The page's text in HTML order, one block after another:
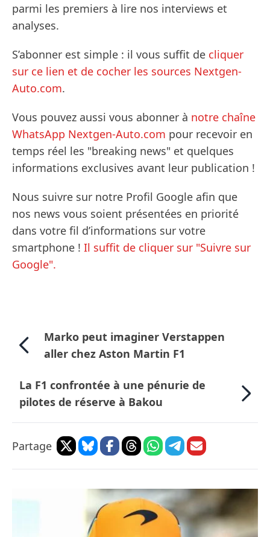
parmi les premiers à lire nos interviews et
analyses.
S’abonner est simple : il vous suffit de cliquer
sur ce lien et de cocher les sources Nextgen-
Auto.com.
Vous pouvez aussi vous abonner à notre chaîne
WhatsApp Nextgen-Auto.com pour recevoir en
temps réel les "breaking news" et quelques
informations exclusives avant leur publication !
Nous suivre sur notre Profil Google afin que
nos news vous soient présentées en priorité
dans votre fil d’informations sur votre
smartphone ! Il suffit de cliquer sur "Suivre sur
Google".
Marko peut imaginer Verstappen
aller chez Aston Martin F1
La F1 confrontée à une pénurie de
pilotes de réserve à Bakou
Partage